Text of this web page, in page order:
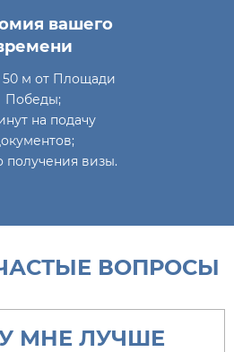
вашего
м от Площади
Победы;
на подачу
получения визы.
ВОПРОСЫ
МНЕ ЛУЧШЕ